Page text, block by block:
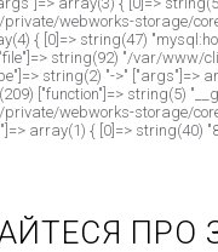
webworks-storage/
{ [0]=> string(47)
string(92) "/var/
string(2) "->"
["function"]=> string(5)
webworks-storage/
array(1) { [0]=> string(40)
ПРО